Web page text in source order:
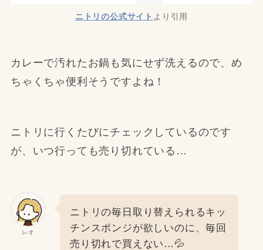
ニトリの公式サイト より引用
カレーで汚れたお鍋も気にせず洗えるので、め
ちゃくちゃ便利そうですよね！
ニトリに行くたびにチェックしているのです
が、いつ行っても売り切れている…
レオ
ニトリの毎日取り替えられるキッ
チンスポンジが欲しいのに、毎回
売り切れで買えない…💦